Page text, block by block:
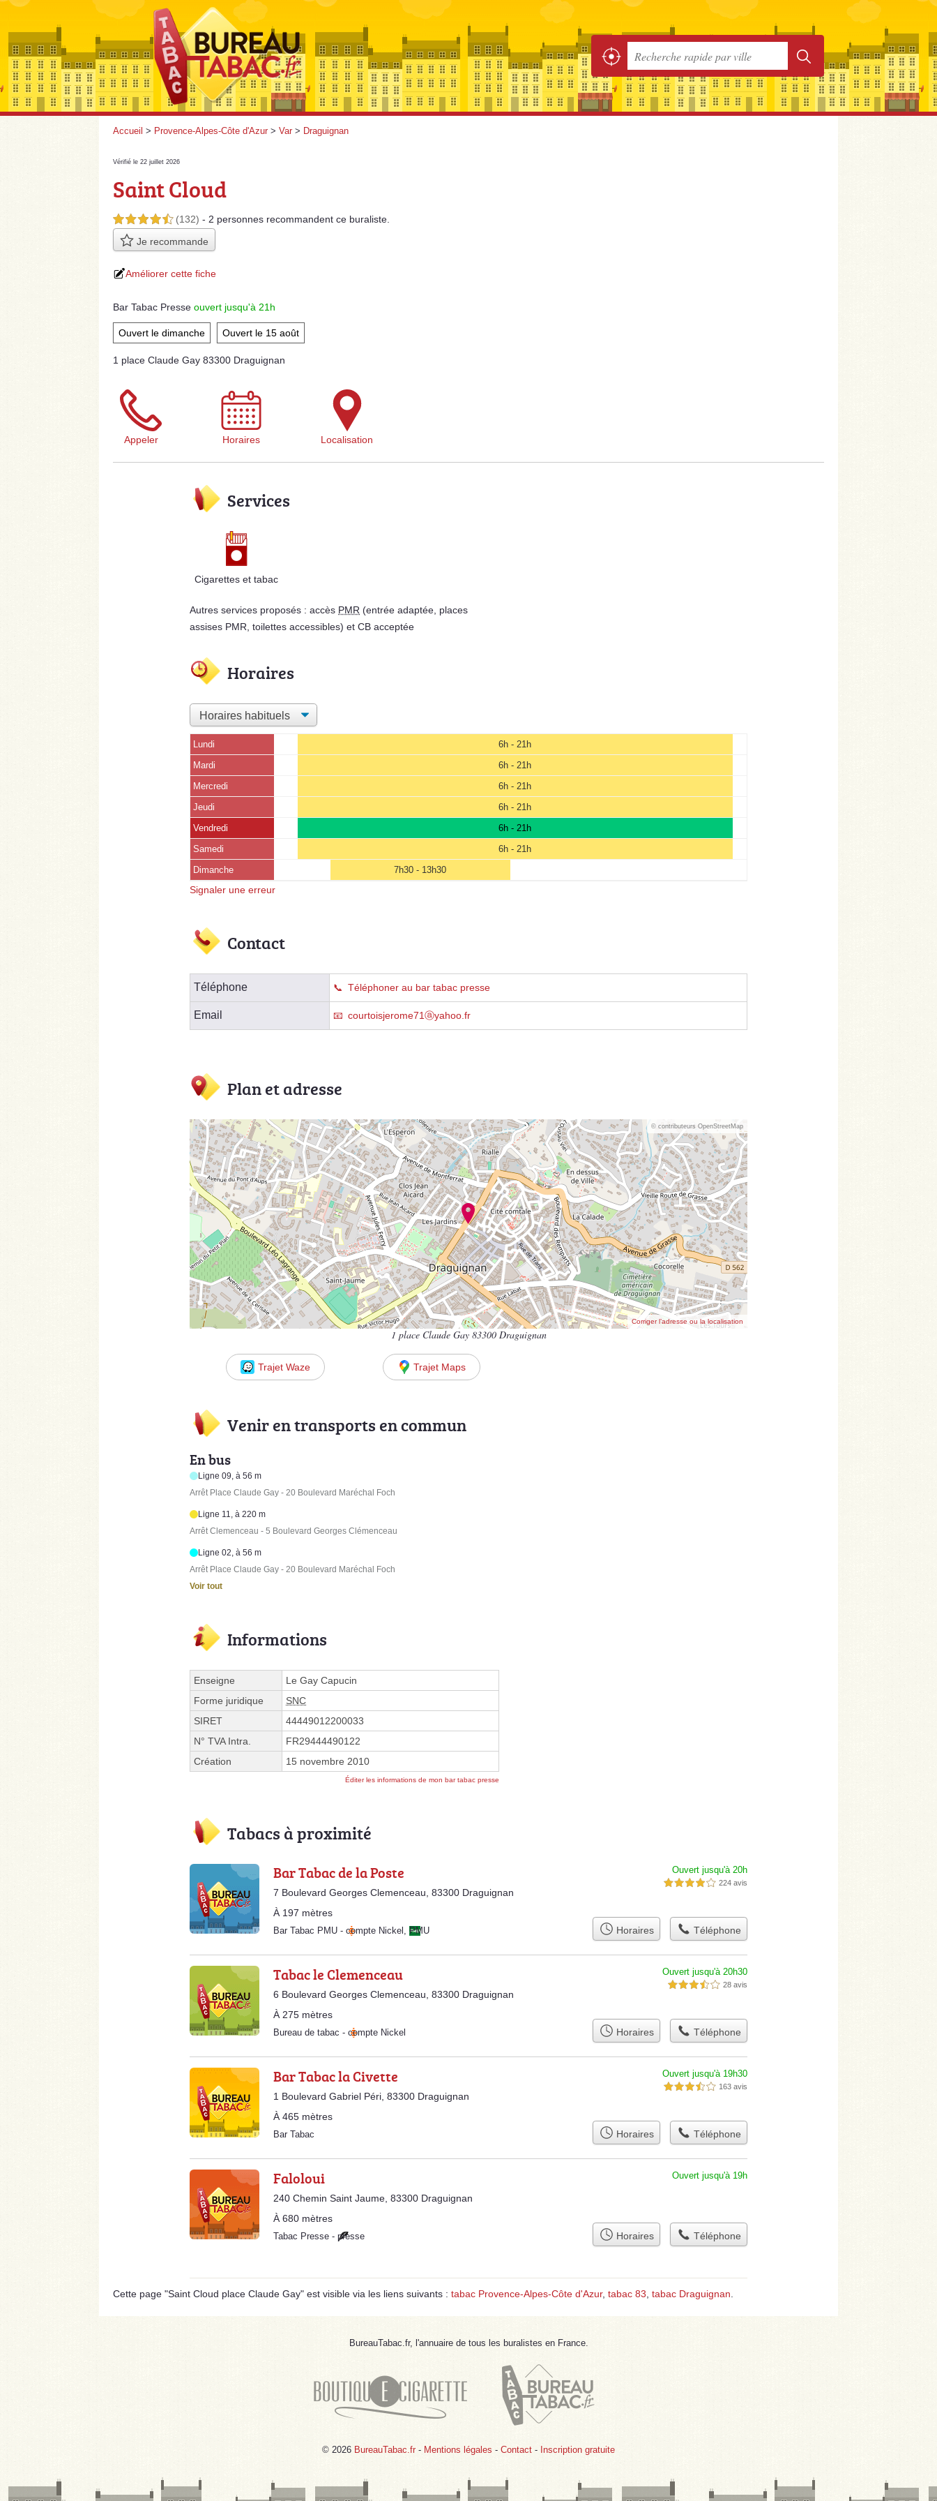
Accueil > Provence-Alpes-Côte d'Azur > Var > Draguignan
Vérifié le 22 juillet 2026
Saint Cloud
4,5 étoiles sur 5 (132) - 2 personnes recommandent ce buraliste.
Je recommande
Améliorer cette fiche
Bar Tabac Presse ouvert jusqu'à 21h
Ouvert le dimanche Ouvert le 15 août
1 place Claude Gay 83300 Draguignan
Appeler Horaires Localisation
Services
Cigarettes et tabac
Autres services proposés : accès PMR (entrée adaptée, places
assises PMR, toilettes accessibles) et CB acceptée
Horaires
Lundi 6h - 21h
Mardi 6h - 21h
Mercredi 6h - 21h
Jeudi 6h - 21h
Vendredi 6h - 21h
Samedi 6h - 21h
Dimanche 7h30 - 13h30
Signaler une erreur
Contact
Téléphone Téléphoner au bar tabac presse
Email courtoisjerome71ⓐyahoo.fr
Plan et adresse
© contributeurs OpenStreetMap
Corriger l’adresse ou la localisation
1 place Claude Gay 83300 Draguignan
Trajet Waze Trajet Maps
Venir en transports en commun
En bus
Ligne 09, à 56 m
Arrêt Place Claude Gay - 20 Boulevard Maréchal Foch
Ligne 11, à 220 m
Arrêt Clemenceau - 5 Boulevard Georges Clémenceau
Ligne 02, à 56 m
Arrêt Place Claude Gay - 20 Boulevard Maréchal Foch
Voir tout
Informations
Enseigne
Le Gay Capucin
Forme juridique
SNC
SIRET
44449012200033
N° TVA Intra.
FR29444490122
Création
15 novembre 2010
Éditer les informations de mon bar tabac presse
Tabacs à proximité
Bar Tabac de la Poste
7 Boulevard Georges Clemenceau, 83300 Draguignan
À 197 mètres
Ouvert jusqu'à 20h
4,0 étoiles sur 5 224 avis
Bar Tabac PMU - compte Nickel PMU Horaires Téléphone
Tabac le Clemenceau
6 Boulevard Georges Clemenceau, 83300 Draguignan
À 275 mètres
Ouvert jusqu'à 20h30
3,5 étoiles sur 5 28 avis
Bureau de tabac - compte Nickel Horaires Téléphone
Bar Tabac la Civette
1 Boulevard Gabriel Péri, 83300 Draguignan
À 465 mètres
Ouvert jusqu'à 19h30
3,5 étoiles sur 5 163 avis
Bar Tabac Horaires Téléphone
Faloloui
240 Chemin Saint Jaume, 83300 Draguignan
À 680 mètres
Ouvert jusqu'à 19h
Tabac Presse - presse Horaires Téléphone
Cette page "Saint Cloud place Claude Gay" est visible via les liens suivants : tabac Provence-Alpes-Côte d'Azur, tabac 83 tabac Draguignan
BureauTabac.fr, l'annuaire de tous les buralistes en France.
© 2026 BureauTabac.fr - Mentions légales - Contact - Inscription gratuite